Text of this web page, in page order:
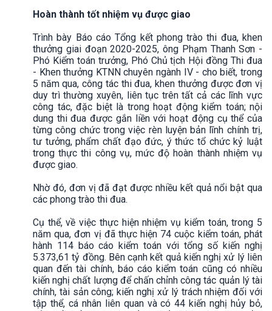
Hoàn thành tốt nhiệm vụ được giao
Trình bày Báo cáo Tổng kết phong trào thi đua, khen
thưởng giai đoạn 2020-2025, ông Phạm Thanh Sơn -
Phó Kiểm toán trưởng, Phó Chủ tịch Hội đồng Thi đua
- Khen thưởng KTNN chuyên ngành IV - cho biết, trong
5 năm qua, công tác thi đua, khen thưởng được đơn vị
duy trì thường xuyên, liên tục trên tất cả các lĩnh vực
công tác, đặc biệt là trong hoạt động kiểm toán; nội
dung thi đua được gắn liền với hoạt động cụ thể của
từng công chức trong việc rèn luyện bản lĩnh chính trị,
tư tưởng, phẩm chất đạo đức, ý thức tổ chức kỷ luật
trong thực thi công vụ, mức độ hoàn thành nhiệm vụ
được giao.
Nhờ đó, đơn vị đã đạt được nhiều kết quả nổi bật qua
các phong trào thi đua.
Cụ thể, về việc thực hiện nhiệm vụ kiểm toán, trong 5
năm qua, đơn vị đã thực hiện 74 cuộc kiểm toán, phát
hành 114 báo cáo kiểm toán với tổng số kiến nghị
5.373,61 tỷ đồng. Bên cạnh kết quả kiến nghị xử lý liên
quan đến tài chính, báo cáo kiểm toán cũng có nhiều
kiến nghị chất lượng để chấn chỉnh công tác quản lý tài
chính, tài sản công; kiến nghị xử lý trách nhiệm đối với
tập thể, cá nhân liên quan và có 44 kiến nghị hủy bỏ,